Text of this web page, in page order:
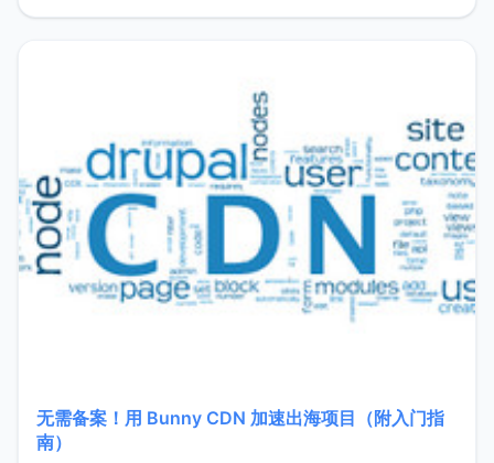
无需备案！用 Bunny CDN 加速出海项目（附入门指
南）